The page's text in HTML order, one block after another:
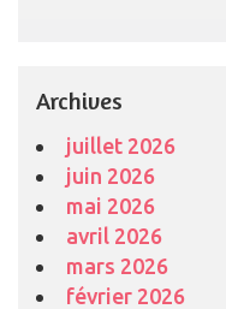
Archives
juillet 2026
juin 2026
mai 2026
avril 2026
mars 2026
février 2026